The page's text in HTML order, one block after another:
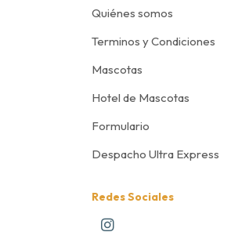
Quiénes somos
Terminos y Condiciones
Mascotas
Hotel de Mascotas
Formulario
Despacho Ultra Express
Redes Sociales